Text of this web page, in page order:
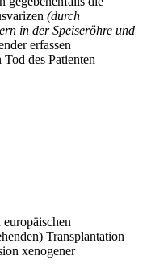
(durch
in der Speiseröhre und
erfassen
des Patienten
Transplantation
xenogener